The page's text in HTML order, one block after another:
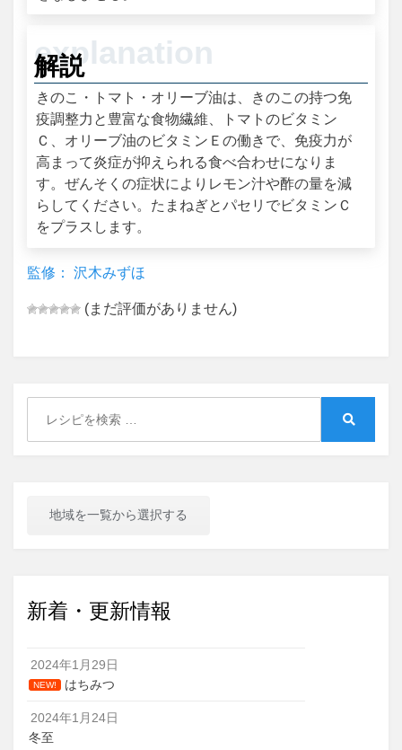
解説
きのこ・トマト・オリーブ油は、きのこの持つ免
疫調整力と豊富な食物繊維、トマトのビタミン
Ｃ、オリーブ油のビタミンＥの働きで、免疫力が
高まって炎症が抑えられる食べ合わせになりま
す。ぜんそくの症状によりレモン汁や酢の量を減
らしてください。たまねぎとパセリでビタミンＣ
をプラスします。
監修： 沢木みずほ
(まだ評価がありません)
地域を一覧から選択する
新着・更新情報
2024年1月29日
NEW! はちみつ
2024年1月24日
冬至